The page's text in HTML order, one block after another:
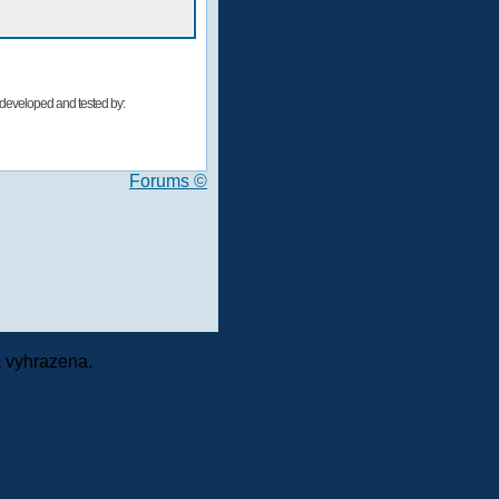
and tested by:
Forums ©
vyhrazena.